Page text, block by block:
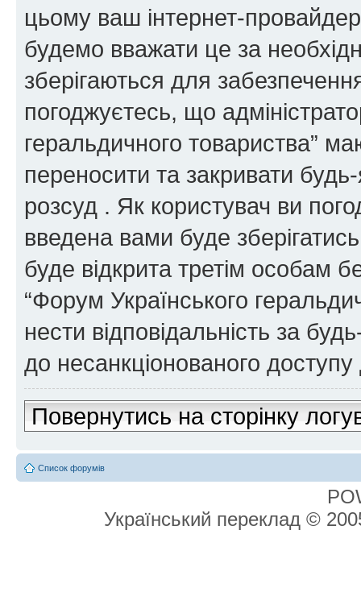
цьому ваш інтернет-
будемо вважати це за
зберігаються для
погоджуєтесь, що
геральдичного товариства”
переносити та закривати
розсуд . Як користувач ви
введена вами буде
буде відкрита третім особам
“Форум Українського
нести відповідальність за
до несанкціонованого доступу
Повернутись на сторінку
Список форумів
Український переклад ©